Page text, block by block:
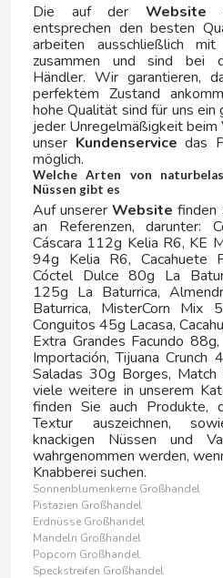
PASCUAL
PEPSICO
PHOSKITOS
POLYFLAME
POMYS
POWERADE
PRESTIGE
PRIMA
PRINGLES
PROF
Die auf der Website
entsprechen den besten
arbeiten ausschließlich
zusammen und sind bei
Händler. Wir garantieren,
perfektem Zustand
hohe Qualität sind für uns
jeder Unregelmäßigkeit
unser Kundenservice das
möglich.
Welche Arten von
Nüssen gibt es
Auf unsererWebsite finden
an Referenzen, darunter:
Cáscara 112g Kelia R6, KE
94g Kelia R6, Cacahuete
Cóctel Dulce 80g La
125g La Baturrica,
Baturrica, MisterCorn Mix
Conguitos 45g Lacasa,
Extra Grandes Facundo
Importación, Tijuana
Saladas 30g Borges,
viele weitere in unserem
finden Sie auch Produkte,
Textur auszeichnen,
knackigen Nüssen und
wahrgenommen werden,
Knabberei suchen.
Sonnenblumenkerne Großhandel
Pistazien Großhandel
Erdnüsse Großhandel
Mandeln Großhandel
Popcorn Großhandel
Speckstreifen Großhandel